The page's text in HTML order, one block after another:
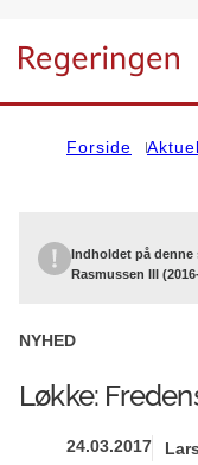
Gå til forsiden
Forside
Indholdet på denne
Rasmussen III
NYHED
Løkke:
24.03.2017